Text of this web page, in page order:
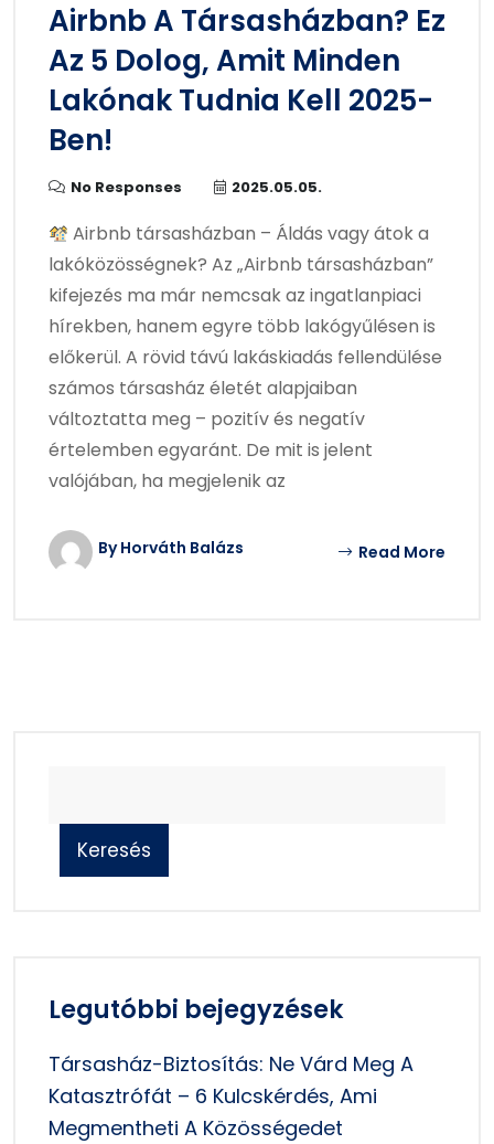
Airbnb A Társasházban? Ez
Az 5 Dolog, Amit Minden
Lakónak Tudnia Kell 2025-
Ben!
No Responses 2025.05.05.
Airbnb társasházban – Áldás vagy átok a
lakóközösségnek? Az „Airbnb társasházban”
kifejezés ma már nemcsak az ingatlanpiaci
hírekben, hanem egyre több lakógyűlésen is
előkerül. A rövid távú lakáskiadás fellendülése
számos társasház életét alapjaiban
változtatta meg – pozitív és negatív
értelemben egyaránt. De mit is jelent
valójában, ha megjelenik az
By Horváth Balázs Read More
Keresés
Legutóbbi bejegyzések
Társasház-Biztosítás: Ne Várd Meg A
Katasztrófát – 6 Kulcskérdés, Ami
Megmentheti A Közösségedet